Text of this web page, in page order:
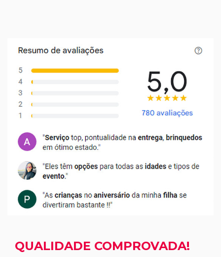
QUALIDADE COMPROVADA!